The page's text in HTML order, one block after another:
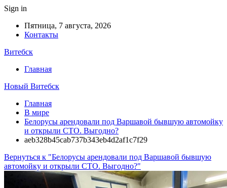
Sign in
Пятница, 7 августа, 2026
Контакты
Витебск
Главная
Новый Витебск
Главная
В мире
Белорусы арендовали под Варшавой бывшую автомойку
и открыли СТО. Выгодно?
aeb328b45cab737b343eb4d2af1c7f29
Вернуться к "Белорусы арендовали под Варшавой бывшую
автомойку и открыли СТО. Выгодно?"